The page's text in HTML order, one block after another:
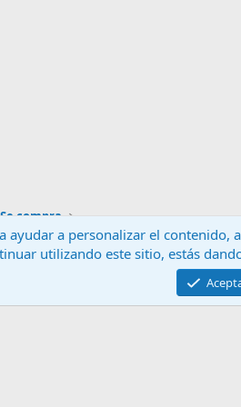
Se compra
Community platform by
ayudar a personalizar el contenido,
utilizando este sitio, estás